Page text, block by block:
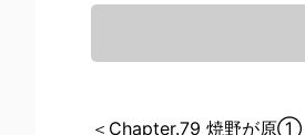
＜Chapter.79 焼野が原①